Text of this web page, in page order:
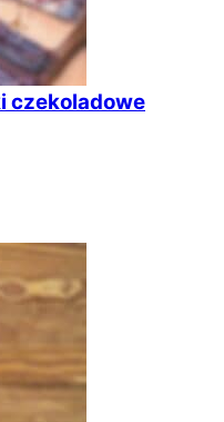
czekoladowe